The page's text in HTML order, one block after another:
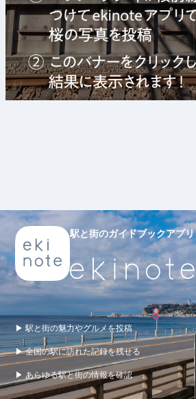
駅と街のガイドブックアプリ
▶ 駅と街の魅力やグルメを投稿
▶ 全国の駅に訪れた記録を残せる
▶ あらゆる駅と街の情報を確認